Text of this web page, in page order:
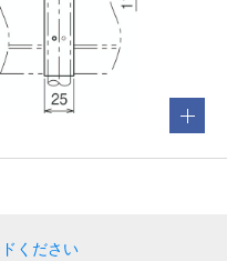
ください